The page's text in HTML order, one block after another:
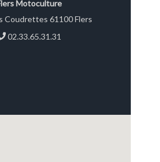
Motoculture
Coudrettes 61100 Flers
02.33.65.31.31